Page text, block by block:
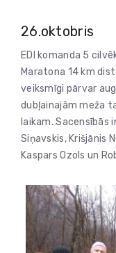
26.oktobris
EDI komanda 5
Maratona 14 km
veiksmīgi pārvar
dubļainajām meža
laikam.
Siņavskis, Krišjānis
Kaspars Ozols un